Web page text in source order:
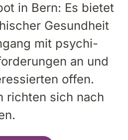
in Bern: Es bie­tet
Ge­sund­heit
mit psy­chi­
an und
offen.
rich­ten sich nach